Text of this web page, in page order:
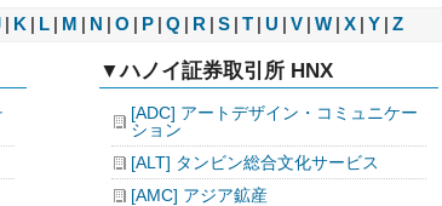
K L M N O P Q R S T U V W X Y Z
▼ハノイ証券取引所 HNX
[ADC] アートデザイン・コミュニケー
ション
[ALT] タンビン総合文化サービス
[AMC] アジア鉱産